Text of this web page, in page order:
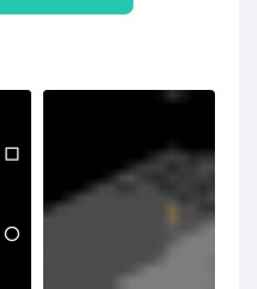
去啊！在这里，你就
带中文，可在设置中调
到setting，如下 3.单点
回取消。） 4. 光标出
详细设置； 5. 点击屏
动选项卡）使光标移动
行language就是语言选
为自己想要的语言；